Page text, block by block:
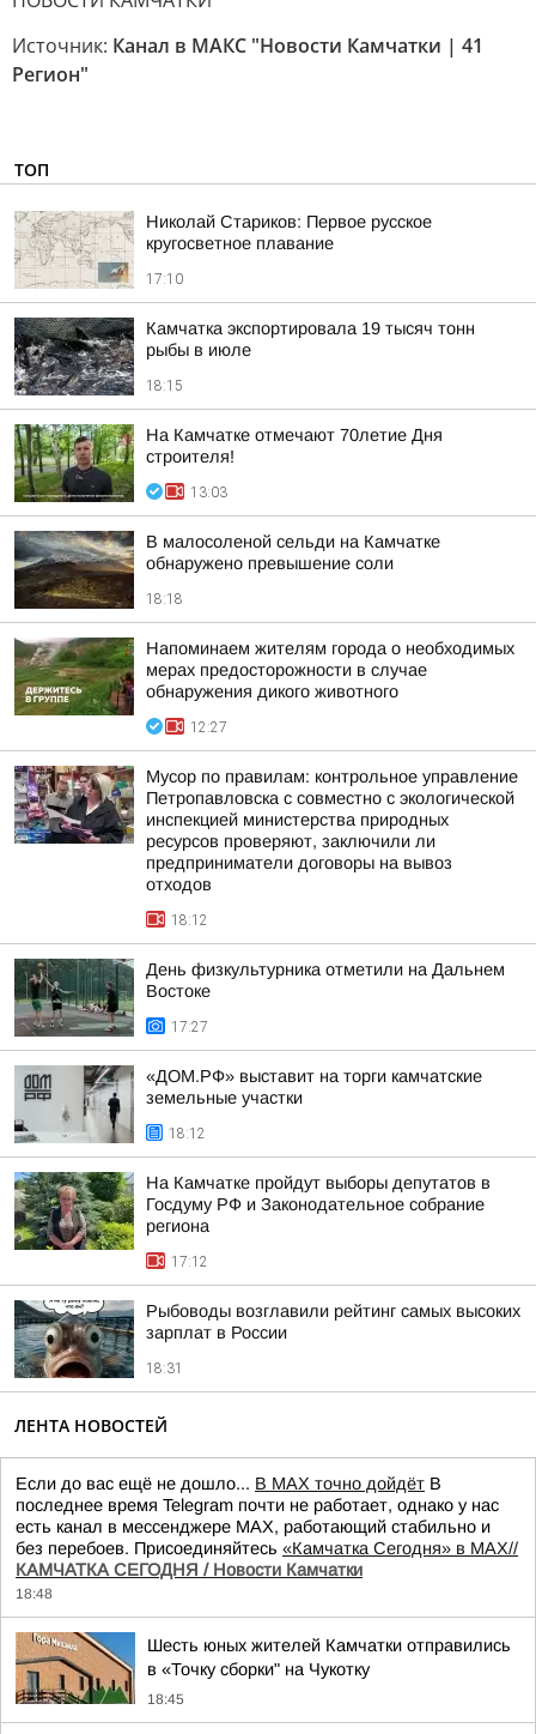
Источник: Канал в МАКС "Новости Камчатки | 41
Регион"
ТОП
Николай Стариков: Первое русское
кругосветное плавание
17:10
Камчатка экспортировала 19 тысяч тонн
рыбы в июле
18:15
На Камчатке отмечают 70летие Дня
строителя!
13:03
В малосоленой сельди на Камчатке
обнаружено превышение соли
18:18
Напоминаем жителям города о необходимых
мерах предосторожности в случае
обнаружения дикого животного
12:27
Мусор по правилам: контрольное управление
Петропавловска с совместно с экологической
инспекцией министерства природных
ресурсов проверяют, заключили ли
предприниматели договоры на вывоз
отходов
18:12
День физкультурника отметили на Дальнем
Востоке
17:27
«ДОМ.РФ» выставит на торги камчатские
земельные участки
18:12
На Камчатке пройдут выборы депутатов в
Госдуму РФ и Законодательное собрание
региона
17:12
Рыбоводы возглавили рейтинг самых высоких
зарплат в России
18:31
ЛЕНТА НОВОСТЕЙ
Если до вас ещё не дошло... В MAX точно дойдёт В
последнее время Telegram почти не работает, однако у нас
есть канал в мессенджере MAX, работающий стабильно и
без перебоев. Присоединяйтесь «Камчатка Сегодня» в MAX//
КАМЧАТКА СЕГОДНЯ / Новости Камчатки
18:48
Шесть юных жителей Камчатки отправились
в «Точку сборки" на Чукотку
18:45